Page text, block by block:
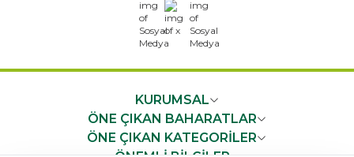
x
KURUMSAL
ÖNE ÇIKAN BAHARATLAR
ÖNE ÇIKAN KATEGORİLER